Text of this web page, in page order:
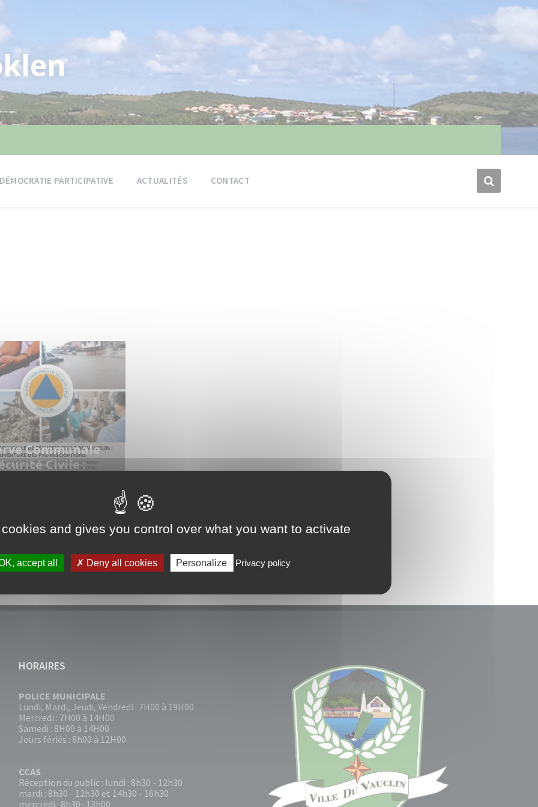
DÉMOCRATIE PARTICIPATIVE ACTUALITÉS CONTACT
Communale
Civile :
2022
HORAIRES
POLICE MUNICIPALE
Lundi, Mardi, Jeudi, Vendredi : 7H00 à 19H00
Mercredi : 7H00 à 14H00
Samedi : 8H00 à 14H00
Jours fériés : 8h00 à 12H00
CCAS
Réception du public : lundi : 8h30 - 12h30
mardi : 8h30 - 12h30 et 14h30 - 16h30
mercredi : 8h30- 13h00
and gives you control over what you want to activate
accept all Deny all cookies Personalize Privacy policy